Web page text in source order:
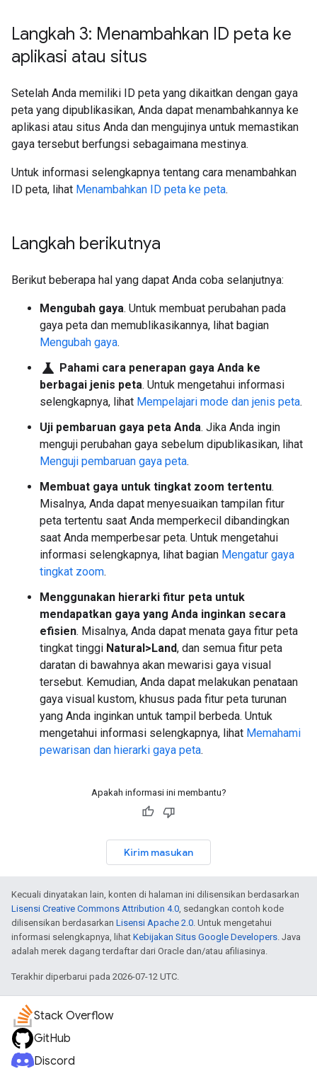
Langkah 3: Menambahkan ID peta ke
aplikasi atau situs
Setelah Anda memiliki ID peta yang dikaitkan dengan gaya
peta yang dipublikasikan, Anda dapat menambahkannya ke
aplikasi atau situs Anda dan mengujinya untuk memastikan
gaya tersebut berfungsi sebagaimana mestinya.
Untuk informasi selengkapnya tentang cara menambahkan
ID peta, lihat Menambahkan ID peta ke peta.
Langkah berikutnya
Berikut beberapa hal yang dapat Anda coba selanjutnya:
Mengubah gaya. Untuk membuat perubahan pada
gaya peta dan memublikasikannya, lihat bagian
Mengubah gaya.
science Pahami cara penerapan gaya Anda ke
berbagai jenis peta. Untuk mengetahui informasi
selengkapnya, lihat Mempelajari mode dan jenis peta.
Uji pembaruan gaya peta Anda. Jika Anda ingin
menguji perubahan gaya sebelum dipublikasikan, lihat
Menguji pembaruan gaya peta.
Membuat gaya untuk tingkat zoom tertentu.
Misalnya, Anda dapat menyesuaikan tampilan fitur
peta tertentu saat Anda memperkecil dibandingkan
saat Anda memperbesar peta. Untuk mengetahui
informasi selengkapnya, lihat bagian Mengatur gaya
tingkat zoom.
Menggunakan hierarki fitur peta untuk
mendapatkan gaya yang Anda inginkan secara
efisien. Misalnya, Anda dapat menata gaya fitur peta
tingkat tinggi Natural>Land, dan semua fitur peta
daratan di bawahnya akan mewarisi gaya visual
tersebut. Kemudian, Anda dapat melakukan penataan
gaya visual kustom, khusus pada fitur peta turunan
yang Anda inginkan untuk tampil berbeda. Untuk
mengetahui informasi selengkapnya, lihat Memahami
pewarisan dan hierarki gaya peta.
Apakah informasi ini membantu?
Kirim masukan
Kecuali dinyatakan lain, konten di halaman ini dilisensikan berdasarkan
Lisensi Creative Commons Attribution 4.0 , sedangkan contoh kode
dilisensikan berdasarkan Lisensi Apache 2.0 . Untuk mengetahui
informasi selengkapnya, lihat Kebijakan Situs Google Developers . Java
adalah merek dagang terdaftar dari Oracle dan/atau afiliasinya.
Terakhir diperbarui pada 2026-07-12 UTC.
Stack Overflow
GitHub
Discord